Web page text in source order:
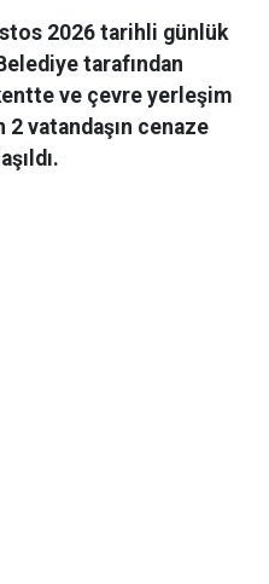
2026 tarihli günlük
tarafından
ve çevre yerleşim
2 vatandaşın cenaze